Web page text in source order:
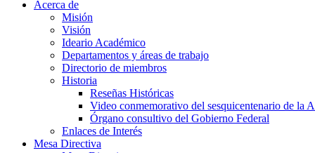
Acerca de
Misión
Visión
Ideario Académico
Departamentos y áreas de trabajo
Directorio de miembros
Historia
Reseñas Históricas
Video conmemorativo del sesquicentenario de la
Órgano consultivo del Gobierno Federal
Enlaces de Interés
Mesa Directiva